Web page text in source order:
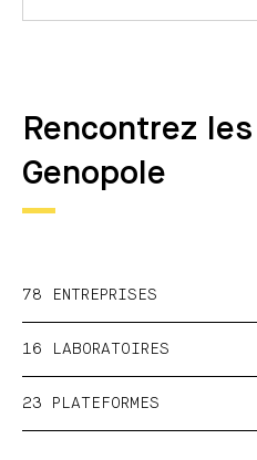
Rencontrez
Genopole
78 ENTREPRISES
16 LABORATOIRES
23 PLATEFORMES